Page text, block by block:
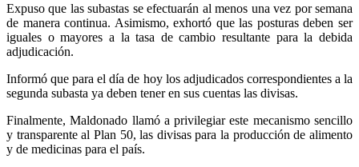
Expuso que las subastas se efectuarán al menos una vez por semana
de manera continua. Asimismo, exhortó que las posturas deben ser
iguales o mayores a la tasa de cambio resultante para la debida
adjudicación.
Informó que para el día de hoy los adjudicados correspondientes a la
segunda subasta ya deben tener en sus cuentas las divisas.
Finalmente, Maldonado llamó a privilegiar este mecanismo sencillo
y transparente al Plan 50, las divisas para la producción de alimento
y de medicinas para el país.